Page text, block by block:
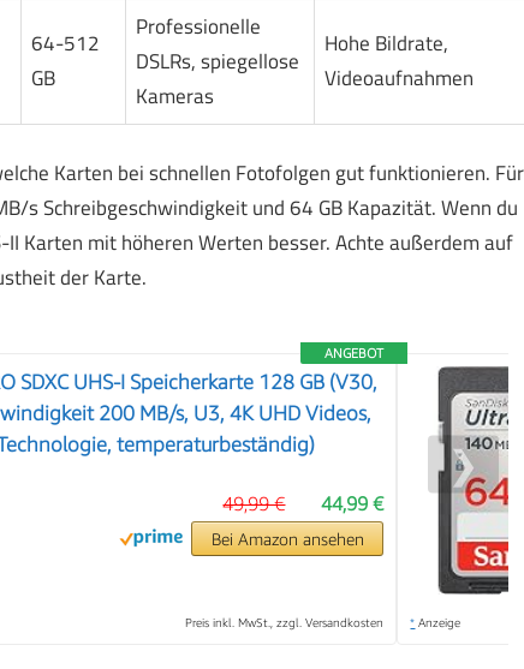
64-512
GB
Professionelle
DSLRs, spiegellose
Kameras
Hohe Bildrate,
Videoaufnahmen
Karten bei schnellen Fotofolgen gut funktionieren. Für
s Schreibgeschwindigkeit und 64 GB Kapazität. Wenn du
Karten mit höheren Werten besser. Achte außerdem auf
der Karte.
ANGEBOT
SDXC UHS-I Speicherkarte 128 GB (V30,
200 MB/s, U3, 4K UHD Videos,
temperaturbeständig)
44,99 €
49,99 €
Bei Amazon ansehen
Preis inkl. MwSt., zzgl. Versandkosten * Anzeige
❯